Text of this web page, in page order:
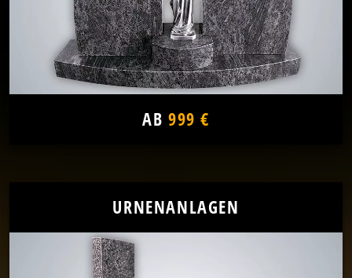
AB 999 €
URNENANLAGEN